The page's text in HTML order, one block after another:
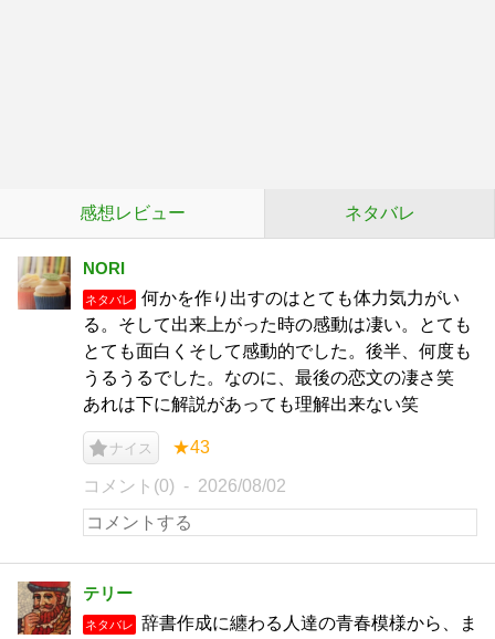
感想レビュー ネタバレ
NORI
ネタバレ
何かを作り出すのはとても体力気力がい
る。そして出来上がった時の感動は凄い。とても
とても面白くそして感動的でした。後半、何度も
うるうるでした。なのに、最後の恋文の凄さ笑
あれは下に解説があっても理解出来ない笑
ナイス ★43
コメント(0) 2026/08/02
テリー
ネタバレ
辞書作成に纏わる人達の青春模様から、ま